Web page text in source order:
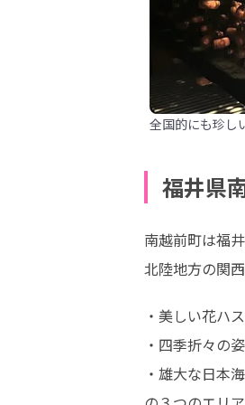
全国的にも珍し
福井県
南越前町は福
北陸地方の関
・美しい花ハ
・四季折々の
・雄大な日本